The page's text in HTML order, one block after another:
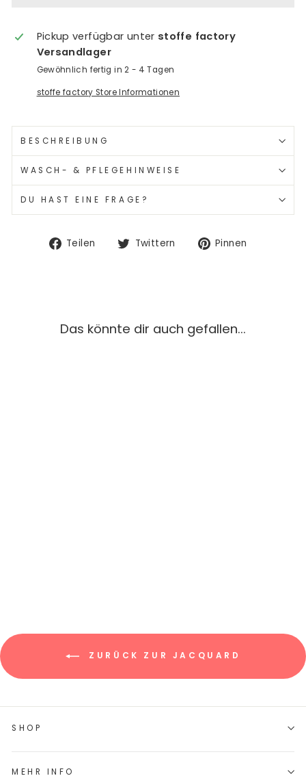
Pickup verfügbar unter stoffe factory
Versandlager
Gewöhnlich fertig in 2 - 4 Tagen
stoffe factory Store Informationen
BESCHREIBUNG
WASCH- & PFLEGEHINWEISE
DU HAST EINE FRAGE?
Teilen
Auf
Twittern
Auf
Pinnen
Das könnte dir auch gefallen...
ZURÜCK ZUR JACQUARD
SHOP
MEHR INFO